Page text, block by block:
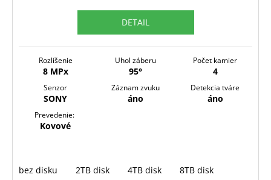
DETAIL
Rozlíšenie
8 MPx
Uhol záberu
95°
Počet kamier
4
Senzor
SONY
Záznam zvuku
áno
Detekcia tváre
áno
Prevedenie:
Kovové
bez disku 2TB disk 4TB disk 8TB disk